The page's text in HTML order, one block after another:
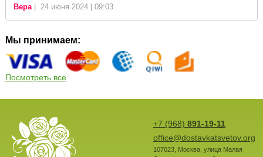
Вера| 24 июня 2024 | 09:03
Мы принимаем:
Посмотреть все
+7 (968) 891-19-11
office@dostavkatsvetov.org
107023, Москва, улица Малая